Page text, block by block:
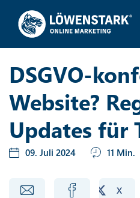
DSGVO-
Website?
Updates für
09. Juli 2024 11 Min.